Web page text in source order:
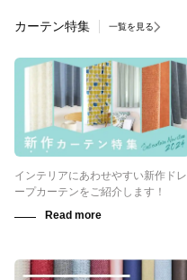
カーテン特集 一覧を見る
インテリアにあわせやすい新作ドレ
ープカーテンをご紹介します！